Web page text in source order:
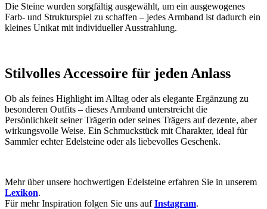
Die Steine wurden sorgfältig ausgewählt, um ein ausgewogenes
Farb- und Strukturspiel zu schaffen – jedes Armband ist dadurch ein
kleines Unikat mit individueller Ausstrahlung.
Stilvolles Accessoire für jeden Anlass
Ob als feines Highlight im Alltag oder als elegante Ergänzung zu
besonderen Outfits – dieses Armband unterstreicht die
Persönlichkeit seiner Trägerin oder seines Trägers auf dezente, aber
wirkungsvolle Weise. Ein Schmuckstück mit Charakter, ideal für
Sammler echter Edelsteine oder als liebevolles Geschenk.
Mehr über unsere hochwertigen Edelsteine erfahren Sie in unserem
Lexikon.
Für mehr Inspiration folgen Sie uns aufInstagram.